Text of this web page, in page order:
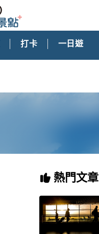
打卡 一日遊
熱門文章